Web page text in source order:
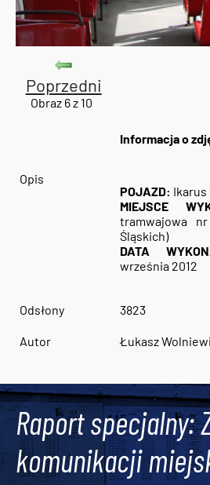
Poprzedni
Obraz 6 z 10
Informacja o
Opis
POJAZD: Ikarus
MIEJSCE
tramwajowa
Śląskich)
DATA
września 2012
Odsłony 3823
Autor Łukasz
Raport specjalny:
komunikacji